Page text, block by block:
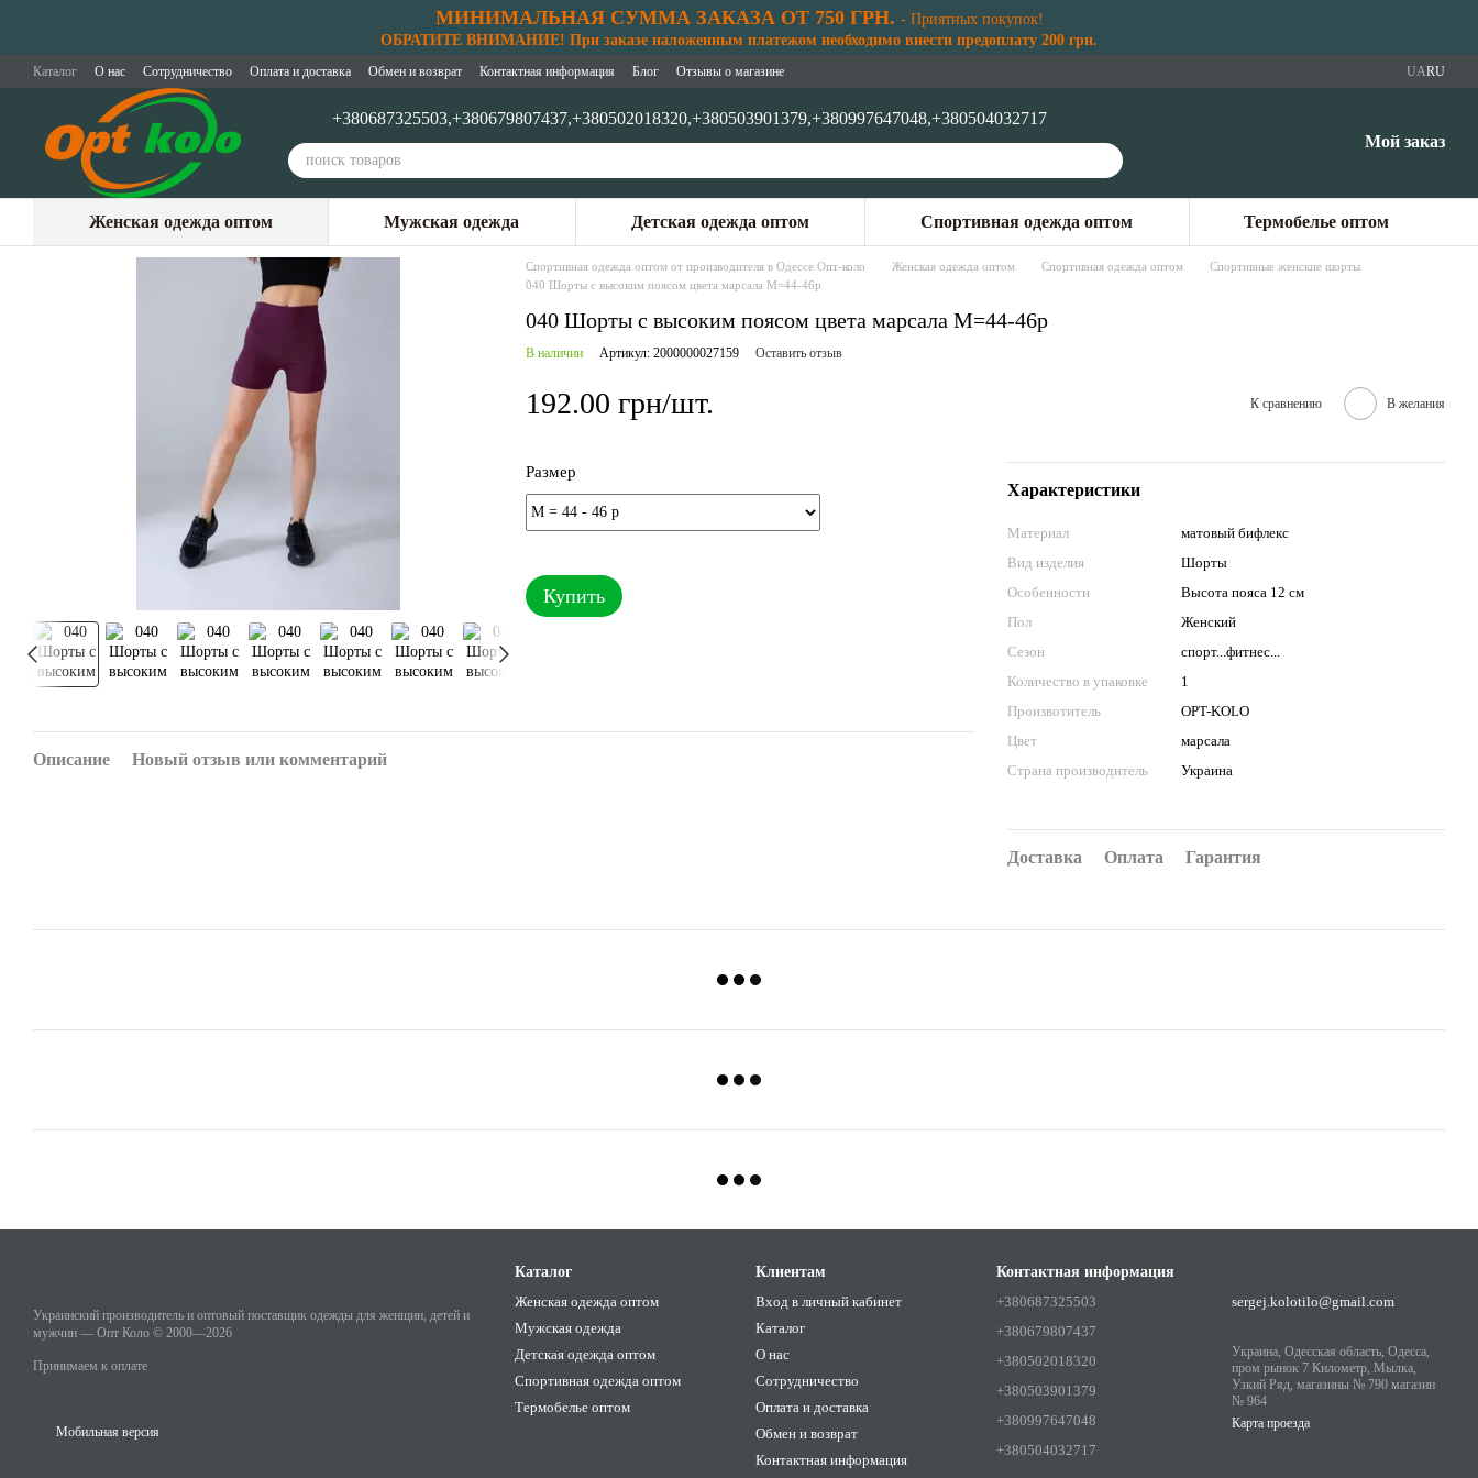
МИНИМАЛЬНАЯ СУММА ЗАКАЗА ОТ 750 ГРН. - Приятных покупок!
ОБРАТИТЕ ВНИМАНИЕ! При заказе наложенным платежом необходимо внести предоплату 200 грн.
Каталог О нас Сотрудничество Оплата и доставка Обмен и возврат Контактная информация Блог Отзывы о магазине UARU
+380687325503,+380679807437,+380502018320,+380503901379,+380997647048,+380504032717
Мой заказ
Женская одежда оптом Мужская одежда Детская одежда оптом Спортивная одежда оптом Термобелье оптом
Спортивная одежда оптом от производителя в Одессе Опт-коло Женская одежда оптом Спортивная одежда оптом
Спортивные женские шорты
040 Шорты с высоким поясом цвета марсала M=44-46p
040 Шорты с высоким поясом цвета марсала M=44-46p
В наличии Артикул: 2000000027159 Оставить отзыв
192.00 грн/шт. К сравнению В желания
Размер
Купить
Характеристики
Материал
матовый бифлекс
Вид изделия
Шорты
Особенности
Высота пояса 12 см
Пол
Женский
Сезон
спорт...фитнес...
Количество в упаковке
1
Произвотитель
OPT-KOLO
Цвет
марсала
Страна производитель
Украина
Доставка Оплата Гарантия
Описание Новый отзыв или комментарий
Украинский производитель и оптовый поставщик одежды для женщин, детей и
мужчин — Опт Коло © 2000—2026
Принимаем к оплате
Мобильная версия
Каталог
Женская одежда оптом
Мужская одежда
Детская одежда оптом
Спортивная одежда оптом
Термобелье оптом
Клиентам
Вход в личный кабинет
Каталог
О нас
Сотрудничество
Оплата и доставка
Обмен и возврат
Контактная информация
Контактная информация
+380687325503
+380679807437
+380502018320
+380503901379
+380997647048
+380504032717
sergej.kolotilo@gmail.com
Украина, Одесская область, Одесса,
пром рынок 7 Километр, Мылка,
Узкий Ряд, магазины № 790 магазин
№ 964
Карта проезда